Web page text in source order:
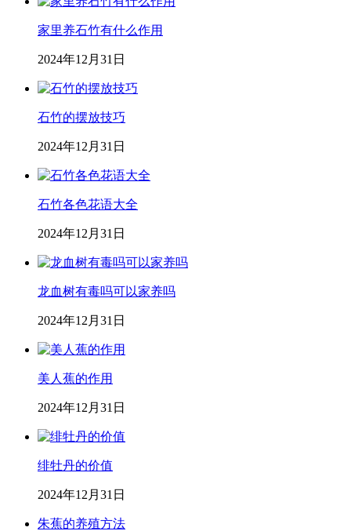
家里养石竹有什么作用
2024年12月31日
石竹的摆放技巧
2024年12月31日
石竹各色花语大全
2024年12月31日
龙血树有毒吗可以家养吗
2024年12月31日
美人蕉的作用
2024年12月31日
绯牡丹的价值
2024年12月31日
朱蕉的养殖方法